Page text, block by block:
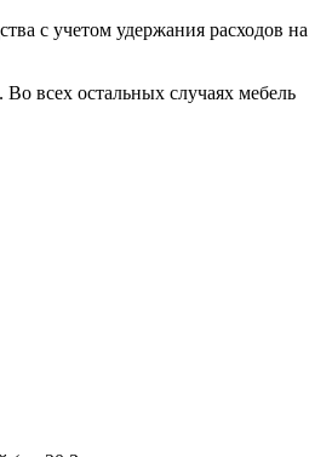
с учетом удержания расходов на
Во всех остальных случаях мебель